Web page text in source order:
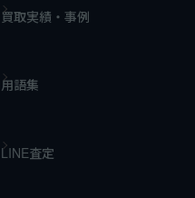
買取実績・事例
用語集
LINE査定